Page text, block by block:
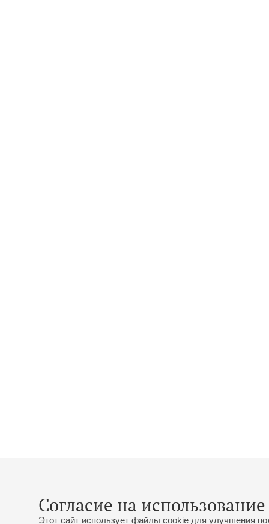
Согласие на
Этот сайт использует файлы cookie для улучшения